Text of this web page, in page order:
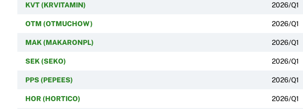
KVT (KRVITAMIN) 2026/Q1
OTM (OTMUCHOW) 2026/Q1
MAK (MAKARONPL) 2026/Q1
SEK (SEKO) 2026/Q1
PPS (PEPEES) 2026/Q1
HOR (HORTICO) 2026/Q1